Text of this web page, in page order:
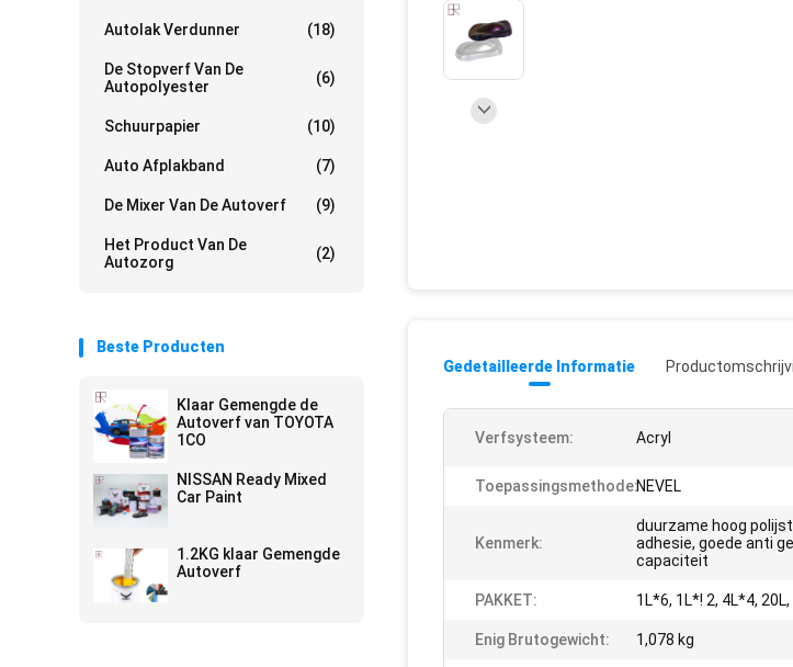
Autolak Verdunner (18)
De Stopverf Van De
Autopolyester
(6)
Schuurpapier (10)
Auto Afplakband (7)
De Mixer Van De Autoverf (9)
Het Product Van De
Autozorg
(2)
Beste Producten
Klaar Gemengde de
Autoverf van TOYOTA
1CO
NISSAN Ready Mixed
Car Paint
1.2KG klaar Gemengde
Autoverf
Gedetailleerde Informatie
Verfsysteem: Acryl
Toepassingsmethode:NEVEL
Kenmerk:
duurzame hoog
adhesie, goede anti
capaciteit
PAKKET: 1L*6, 1L*! 2, 4L*4,
Enig Brutogewicht: 1,078 kg